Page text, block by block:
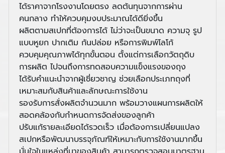
ได้ราคาจากโรงงานโดยตรง ลดต้นทุนจากการผ่าน
คนกลาง ทำให้ควบคุมงบประมาณได้ดียิ่งขึ้น
ผลิตตามสเปกที่ต้องการได้ ไม่ว่าจะเป็นขนาด ความจุ รูป
แบบหูยก ปากเติม ก้นปล่อย หรือการพิมพ์โลโก้
ควบคุมคุณภาพได้ทุกขั้นตอน ตั้งแต่การเลือกวัตถุดิบ
การผลิต ไปจนถึงการทดสอบความแข็งแรงของถุง
ได้รับคำแนะนำจากผู้เชี่ยวชาญ ช่วยเลือกประเภทถุงที่
เหมาะสมกับสินค้าและลักษณะการใช้งาน
รองรับการสั่งผลิตจำนวนมาก พร้อมวางแผนการผลิตให้
สอดคล้องกับกำหนดการจัดส่งของลูกค้า
ปรับแก้รายละเอียดได้รวดเร็ว เมื่อต้องการเปลี่ยนแปลง
สเปกหรือพัฒนาบรรจุภัณฑ์ให้เหมาะกับการใช้งานมากขึ้น